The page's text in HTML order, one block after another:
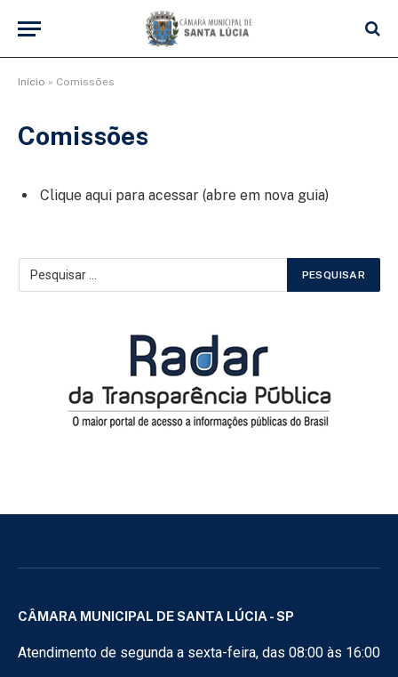
Início » Comissões
Comissões
Clique aqui para acessar (abre em nova guia)
CÂMARA MUNICIPAL DE SANTA LÚCIA - SP
Atendimento de segunda a sexta-feira, das 08:00 às 16:00